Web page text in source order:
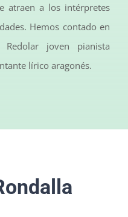
atraen a los intérpretes
Hemos contado en
joven pianista
lírico aragonés.